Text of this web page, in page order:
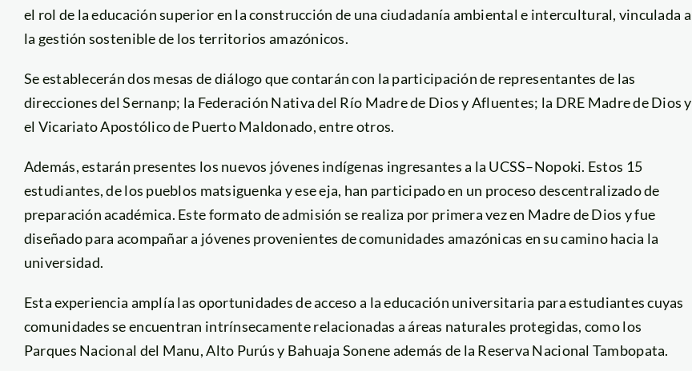
el rol de la educación superior en la construcción de una ciudadanía ambiental e intercultural, vinculada a
la gestión sostenible de los territorios amazónicos.
Se establecerán dos mesas de diálogo que contarán con la participación de representantes de las
direcciones del Sernanp; la Federación Nativa del Río Madre de Dios y Afluentes; la DRE Madre de Dios y
el Vicariato Apostólico de Puerto Maldonado, entre otros.
Además, estarán presentes los nuevos jóvenes indígenas ingresantes a la UCSS–Nopoki. Estos 15
estudiantes, de los pueblos matsiguenka y ese eja, han participado en un proceso descentralizado de
preparación académica. Este formato de admisión se realiza por primera vez en Madre de Dios y fue
diseñado para acompañar a jóvenes provenientes de comunidades amazónicas en su camino hacia la
universidad.
Esta experiencia amplía las oportunidades de acceso a la educación universitaria para estudiantes cuyas
comunidades se encuentran intrínsecamente relacionadas a áreas naturales protegidas, como los
Parques Nacional del Manu, Alto Purús y Bahuaja Sonene además de la Reserva Nacional Tambopata.